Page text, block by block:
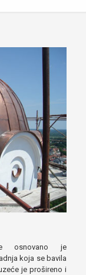
osnovano je
koja se bavila
je prošireno i